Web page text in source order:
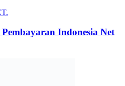
Indonesia Net